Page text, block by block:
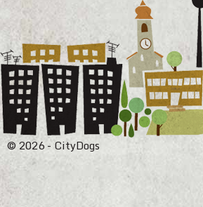
© 2026 - CityDogs